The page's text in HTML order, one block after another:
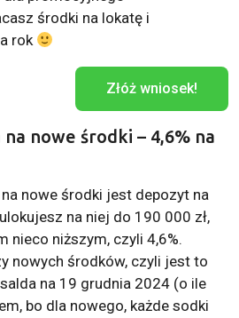
środki na lokatę i
rok
Złóż wniosek!
nowe środki – 4,6% na
nowe środki jest depozyt na
na niej do 190 000 zł,
nieco niższym, czyli 4,6%.
nowych środków, czyli jest to
na 19 grudnia 2024 (o ile
bo dla nowego, każde sodki